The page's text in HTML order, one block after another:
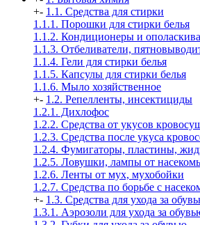
+- 1.1. Средства для стирки
1.1.1. Порошки для стирки белья
1.1.2. Кондиционеры и
1.1.3. Отбеливатели,
1.1.4. Гели для стирки белья
1.1.5. Капсулы для стирки белья
1.1.6. Мыло хозяйственное
+- 1.2. Репелленты, инсектициды
1.2.1. Дихлофос
1.2.2. Средства от укусов
1.2.3. Средства после укуса
1.2.4. Фумигаторы, пластины,
1.2.5. Ловушки, лампы от
1.2.6. Ленты от мух, мухобойки
1.2.7. Средства по борьбе с
+- 1.3. Средства для ухода за
1.3.1. Аэрозоли для ухода за